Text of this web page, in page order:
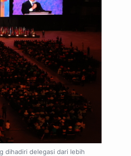
dihadiri delegasi dari lebih